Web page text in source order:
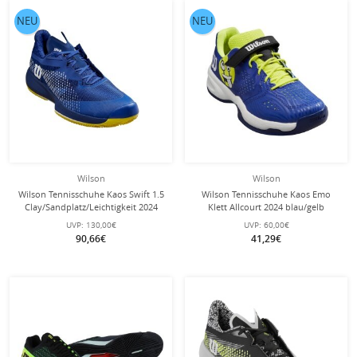
Wilson
Wilson Tennisschuhe Kaos Swift 1.5
Clay/Sandplatz/Leichtigkeit 2024
blau Herren
UVP: 130,00€
90,66€
NEU
Wilson
Wilson Tennisschuhe Kaos Emo
Klett Allcourt 2024 blau/gelb
Kleinkinder
UVP: 60,00€
41,29€
NEU